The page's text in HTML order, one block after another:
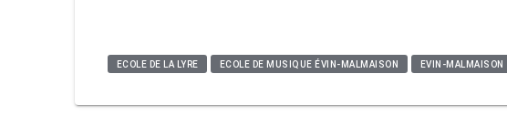
ECOLE DE LA LYRE ECOLE DE MUSIQUE ÉVIN-MALMAISON EVIN-MALMAISON